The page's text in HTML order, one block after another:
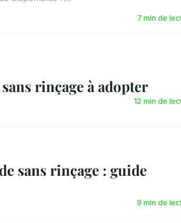
7 min de
rinçage à adopter
12 min de
sans rinçage : guide
9 min de